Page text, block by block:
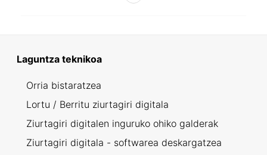
Laguntza teknikoa
Orria bistaratzea
Lortu / Berritu ziurtagiri digitala
Ziurtagiri digitalen inguruko ohiko galderak
Ziurtagiri digitala - softwarea deskargatzea